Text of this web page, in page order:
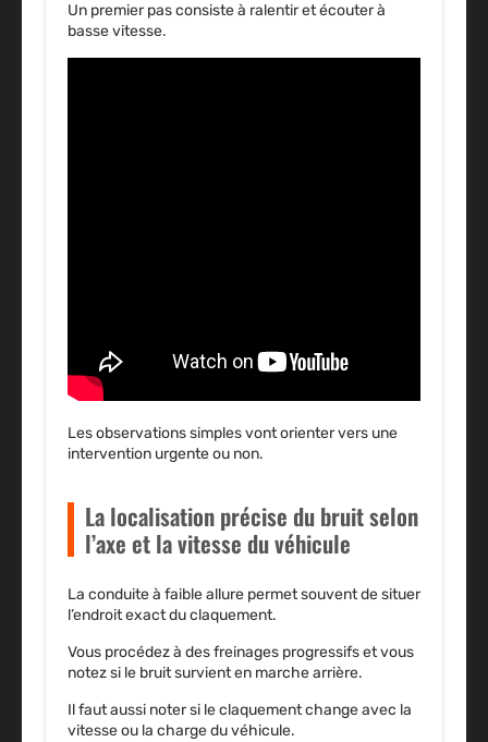
Un premier pas consiste à ralentir et écouter à
basse vitesse.
Les observations simples vont orienter vers une
intervention urgente ou non.
La localisation précise du bruit selon
l’axe et la vitesse du véhicule
La conduite à faible allure permet souvent de situer
l’endroit exact du claquement.
Vous procédez à des freinages progressifs et vous
notez si le bruit survient en marche arrière.
Il faut aussi noter si le claquement change avec la
vitesse ou la charge du véhicule.